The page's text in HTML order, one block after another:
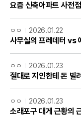
요즘 신축아파트 사전
ㅇㅇ 2026.01.22
사무실의 프레데터 vs
ㅇㅇ 2026.01.23
절대로 지인한테 돈 빌
ㅇㅇ 2026.01.23
소래포구 대게 근황의